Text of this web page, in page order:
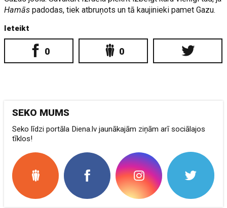
Hamāspadodas, tiek atbruņots un tā kaujinieki pamet Gazu.
Ieteikt
0 0
SEKO MUMS
Seko līdzi portāla Diena.lv jaunākajām ziņām arī sociālajos
tīklos!